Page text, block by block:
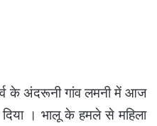
के अंदरूनी गांव लमनी में आज
। भालू के हमले से महिला